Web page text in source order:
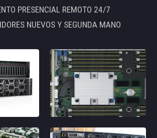
PRESENCIAL REMOTO 24/7
NUEVOS Y SEGUNDA MANO